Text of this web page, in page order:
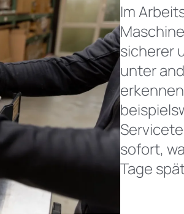
Im
sicherer
unter
sofort,
Tage